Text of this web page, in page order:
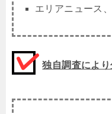
エリアニュース
独自調査によ